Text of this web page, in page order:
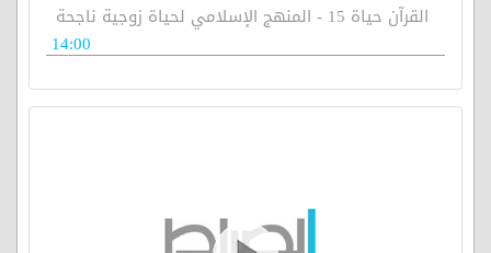
القرآن حياة 15 - المنهج الإسلامي لحياة زوجية ناجحة
14:00